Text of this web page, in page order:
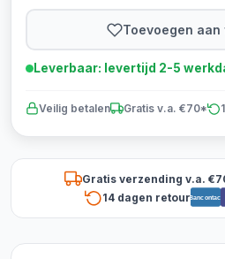
Toevoegen
Leverbaar: levertijd 2-5
Veilig betalen Gratis v.a. €70*
Gratis verzending v.a.
14 dagen retourBancontact